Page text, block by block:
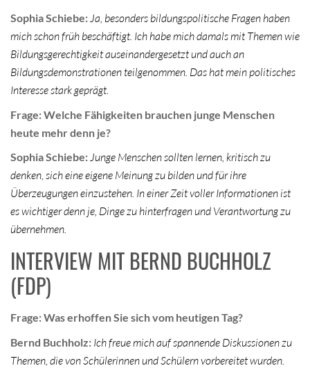
Sophia Schiebe:Ja, besonders bildungspolitische Fragen haben
mich schon früh beschäftigt. Ich habe mich damals mit Themen wie
Bildungsgerechtigkeit auseinandergesetzt und auch an
Bildungsdemonstrationen teilgenommen. Das hat mein politisches
Interesse stark geprägt.
Frage: Welche Fähigkeiten brauchen junge Menschen
heute mehr denn je?
Sophia Schiebe:Junge Menschen sollten lernen, kritisch zu
denken, sich eine eigene Meinung zu bilden und für ihre
Überzeugungen einzustehen. In einer Zeit voller Informationen ist
es wichtiger denn je, Dinge zu hinterfragen und Verantwortung zu
übernehmen.
INTERVIEW MIT BERND BUCHHOLZ
(FDP)
Frage: Was erhoffen Sie sich vom heutigen Tag?
Bernd Buchholz: Ich freue mich auf spannende Diskussionen zu
Themen, die von Schülerinnen und Schülern vorbereitet wurden.